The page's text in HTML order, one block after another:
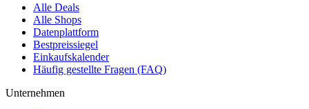
Alle Deals
Alle Shops
Datenplattform
Bestpreissiegel
Einkaufskalender
Häufig gestellte Fragen (FAQ)
Unternehmen